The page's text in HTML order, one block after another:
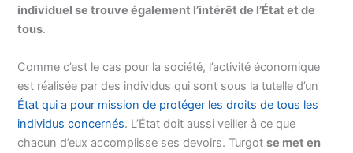
individuel se trouve également l’intérêt de l’État et de
tous.
Comme c’est le cas pour la société, l’activité économique
est réalisée par des individus qui sont sous la tutelle d’un
État qui a pour mission de protéger les droits de tous les
individus concernés. L’État doit aussi veiller à ce que
chacun d’eux accomplisse ses devoirs. Turgotse met en